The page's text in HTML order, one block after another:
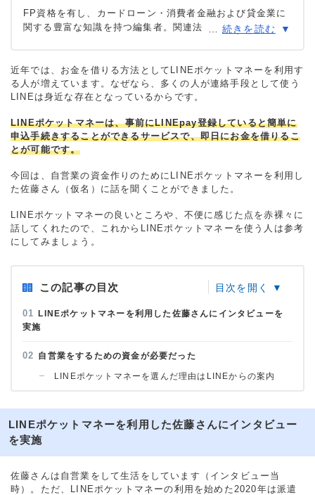
FP資格を有し、カードローン・消費者金融および貸金業に
関する豊富な知識を持つ編集者。関連法規（貸金業法・金
もとにリアルな情報収集を怠らず、自身も当サイトにおい
て1,000本を超える記事を執筆。生活に欠かせない「お金」
だからこそ最適な意思決定を支援したいという理念のもと
続きを読む
近年では、お金を借りる方法としてLINEポケットマネーを利用す
る人が増えています。なぜなら、多くの人が連絡手段として使う
LINEは身近な存在となっているからです。
LINEポケットマネーは、事前にLINEpay登録していると簡単に
申込手続きすることができるサービスで、即日にお金を借りるこ
とが可能です。
今回は、自営業の資金作りのためにLINEポケットマネーを利用し
た佐藤さん（仮名）に話を聞くことができました。
LINEポケットマネーの良いところや、不便に感じた点を赤裸々に
話してくれたので、これからLINEポケットマネーを使う人は参考
にしてみましょう。
この記事の目次
LINEポケットマネーを利用した佐藤さんにインタビューを
実施
自営業をするための資金が必要だった
LINEポケットマネーを選んだ理由はLINEからの案内
LINEポケットマネーを利用した佐藤さんにインタビュー
を実施
佐藤さんは自営業をして生活をしています（インタビュー当
時）。ただ、LINEポケットマネーの利用を始めた2020年は派遣